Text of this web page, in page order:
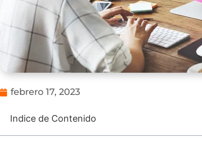
febrero 17, 2023
Indice de Contenido